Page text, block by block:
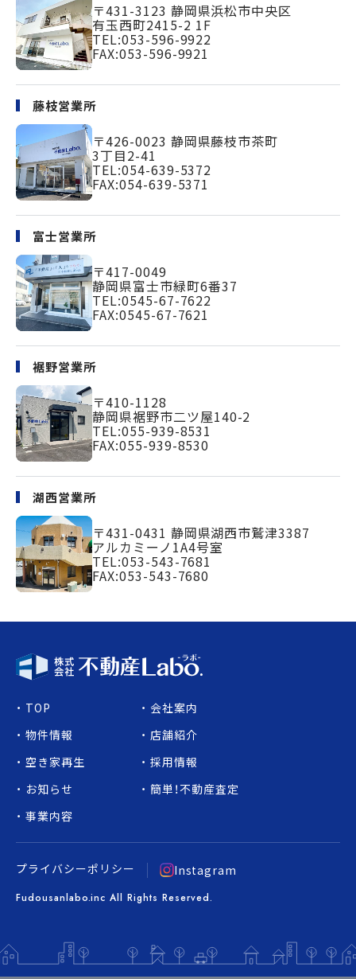
〒431-3123 静岡県浜松市中央区
有玉西町2415-2 1F
TEL:053-596-9922
FAX:053-596-9921
藤枝営業所
〒426-0023 静岡県藤枝市茶町
3丁目2-41
TEL:054-639-5372
FAX:054-639-5371
富士営業所
〒417-0049
静岡県富士市緑町6番37
TEL:0545-67-7622
FAX:0545-67-7621
裾野営業所
〒410-1128
静岡県裾野市二ツ屋140-2
TEL:055-939-8531
FAX:055-939-8530
湖西営業所
〒431-0431 静岡県湖西市鷲津3387
アルカミーノ1A4号室
TEL:053-543-7681
FAX:053-543-7680
プライバシーポリシー Instagram
Fudousanlabo.inc All Rights Reserved.
TOP
お知らせ
店舗紹介
物件情報
事業内容
採用情報
空き家再生
会社案内
簡単！不動産査定